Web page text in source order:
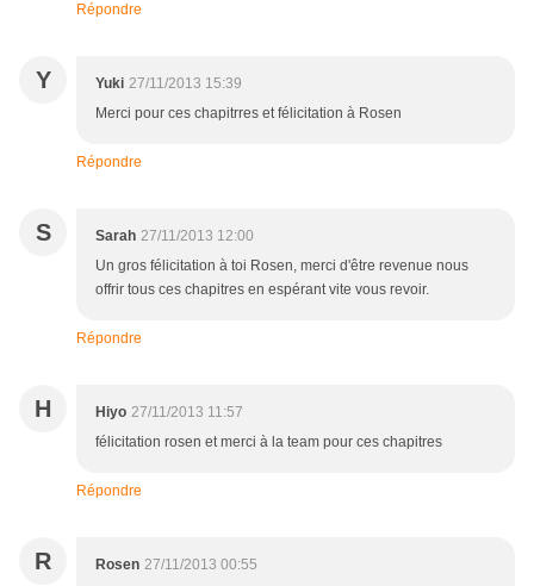
Répondre
Y Yuki 27/11/2013 15:39
Merci pour ces chapitrres et félicitation à Rosen
Répondre
S Sarah 27/11/2013 12:00
Un gros félicitation à toi Rosen, merci d'être revenue nous
offrir tous ces chapitres en espérant vite vous revoir.
Répondre
H Hiyo 27/11/2013 11:57
félicitation rosen et merci à la team pour ces chapitres
Répondre
R Rosen 27/11/2013 00:55